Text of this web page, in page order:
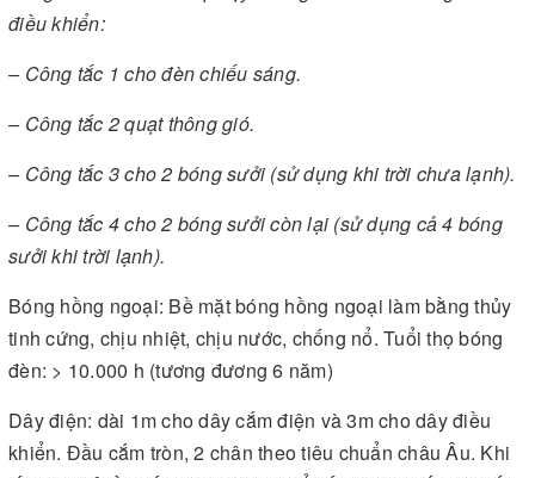
điều khiển:
– Công tắc 1 cho đèn chiếu sáng.
– Công tắc 2 quạt thông gió.
– Công tắc 3 cho 2 bóng sưởi (sử dụng khi trời chưa lạnh).
– Công tắc 4 cho 2 bóng sưởi còn lại (sử dụng cả 4 bóng
sưởi khi trời lạnh).
Bóng hồng ngoại: Bề mặt bóng hồng ngoại làm bằng thủy
tinh cứng, chịu nhiệt, chịu nước, chống nổ. Tuổi thọ bóng
đèn: > 10.000 h (tương đương 6 năm)
Dây điện: dài 1m cho dây cắm điện và 3m cho dây điều
khiển. Đầu cắm tròn, 2 chân theo tiêu chuẩn châu Âu. Khi